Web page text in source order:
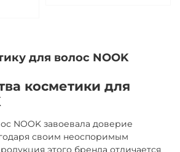
для волос NOOK
косметики для
NOOK завоевала доверие
своим неоспоримым
этого бренда отличается